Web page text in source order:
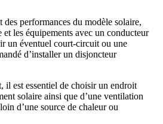
performances du modèle solaire,
les équipements avec un conducteur
un éventuel court-circuit ou une
d’installer un disjoncteur
il est essentiel de choisir un endroit
solaire ainsi que d’une ventilation
d’une source de chaleur ou